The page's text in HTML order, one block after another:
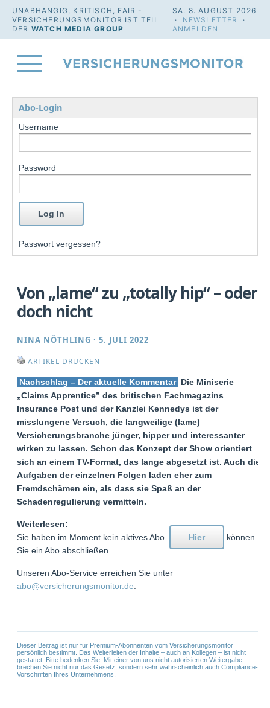
UNABHÄNGIG, KRITISCH, FAIR -
VERSICHERUNGSMONITOR IST TEIL
DER WATCH MEDIA GROUP
SA. 8. AUGUST 2026
· NEWSLETTER
·
ANMELDEN
Abo-Login
Username
Password
Passwort vergessen?
Von „lame“ zu „totally hip“ – oder
doch nicht
NINA NÖTHLING ·5. JULI 2022
ARTIKEL DRUCKEN
Nachschlag – Der aktuelle Kommentar Die Miniserie
„Claims Apprentice” des britischen Fachmagazins
Insurance Post und der Kanzlei Kennedys ist der
misslungene Versuch, die langweilige (lame)
Versicherungsbranche jünger, hipper und interessanter
wirken zu lassen. Schon das Konzept der Show orientiert
sich an einem TV-Format, das lange abgesetzt ist. Auch die
Aufgaben der einzelnen Folgen laden eher zum
Fremdschämen ein, als dass sie Spaß an der
Schadenregulierung vermitteln.
Weiterlesen:
Sie haben im Moment kein aktives Abo.
Hier
können
Sie ein Abo abschließen.
Unseren Abo-Service erreichen Sie unter
abo@versicherungsmonitor.de
Dieser Beitrag ist nur für Premium-Abonnenten vom Versicherungsmonitor
persönlich bestimmt. Das Weiterleiten der Inhalte – auch an Kollegen – ist nicht
gestattet. Bitte bedenken Sie: Mit einer von uns nicht autorisierten Weitergabe
brechen Sie nicht nur das Gesetz, sondern sehr wahrscheinlich auch Compliance-
Vorschriften Ihres Unternehmens.